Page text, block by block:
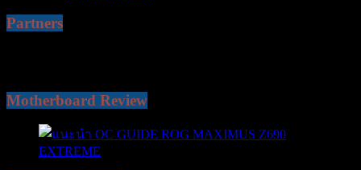
Partners
Motherboard Review